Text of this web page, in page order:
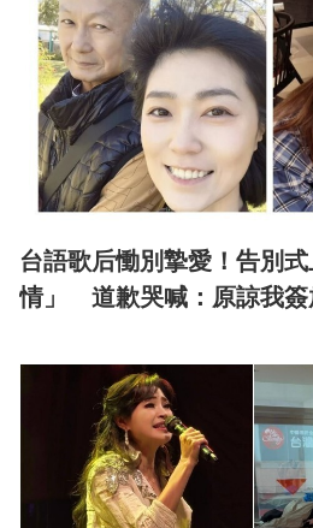
台語歌后慟別摯愛！告別
情」 道歉哭喊：原諒我簽